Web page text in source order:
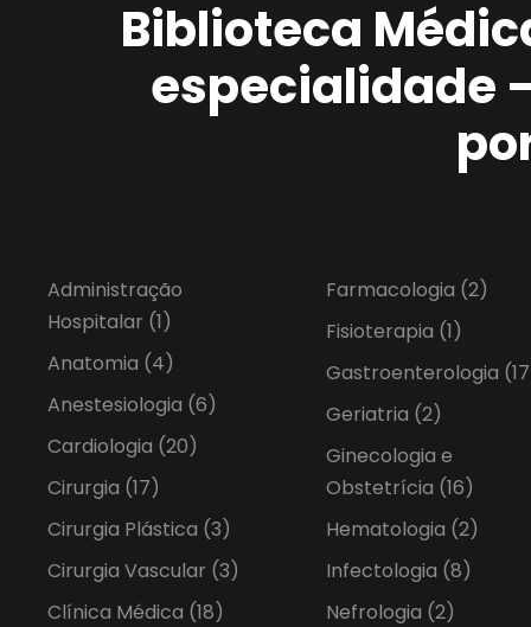
Biblioteca
especialidade
Administração
Hospitalar (1)
Anatomia (4)
Anestesiologia (6)
Cardiologia (20)
Cirurgia (17)
Cirurgia Plástica (3)
Cirurgia Vascular (3)
Clínica Médica (18)
Farmacologia (2)
Fisioterapia (1)
Gastroenterologia
Geriatria (2)
Ginecologia e
Obstetrícia (16)
Hematologia (2)
Infectologia (8)
Nefrologia (2)